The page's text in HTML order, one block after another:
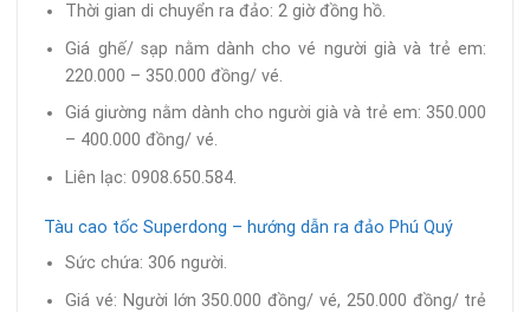
Thời gian di chuyển ra đảo: 2 giờ đồng hồ.
Giá ghế/ sạp nằm dành cho vé người già và trẻ em:
220.000 – 350.000 đồng/ vé.
Giá giường nằm dành cho người già và trẻ em: 350.000
– 400.000 đồng/ vé.
Liên lạc: 0908.650.584.
Tàu cao tốc Superdong – hướng dẫn ra đảo Phú Quý
Sức chứa: 306 người.
Giá vé: Người lớn 350.000 đồng/ vé, 250.000 đồng/ trẻ